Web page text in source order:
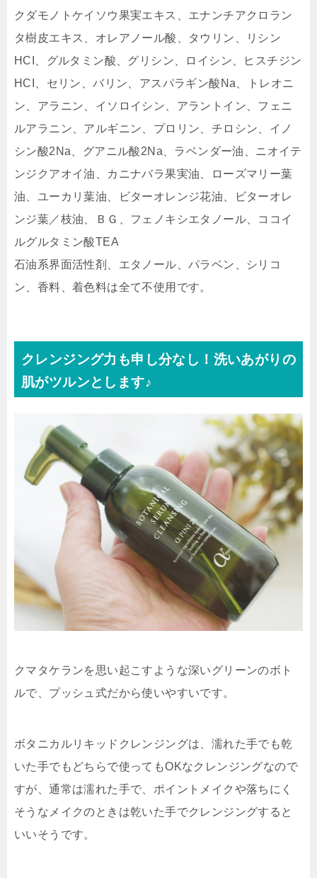
クダモノトケイソウ果実エキス、エナンチアクロラン
タ樹皮エキス、オレアノール酸、タウリン、リシン
HCI、グルタミン酸、グリシン、ロイシン、ヒスチジン
HCI、セリン、バリン、アスパラギン酸Na、トレオニ
ン、アラニン、イソロイシン、アラントイン、フェニ
ルアラニン、アルギニン、プロリン、チロシン、イノ
シン酸2Na、グアニル酸2Na、ラベンダー油、ニオイテ
ンジクアオイ油、カニナバラ果実油、ローズマリー葉
油、ユーカリ葉油、ビターオレンジ花油、ビターオレ
ンジ葉／枝油、ＢＧ、フェノキシエタノール、ココイ
ルグルタミン酸TEA
石油系界面活性剤、エタノール、パラベン、シリコ
ン、香料、着色料は全て不使用です。
クレンジング力も申し分なし！洗いあがりの
肌がツルンとします♪
クマタケランを思い起こすような深いグリーンのボト
ルで、プッシュ式だから使いやすいです。
ボタニカルリキッドクレンジングは、濡れた手でも乾
いた手でもどちらで使ってもOKなクレンジングなので
すが、通常は濡れた手で、 ポイントメイクや落ちにく
そうなメイクのときは乾いた手でクレンジングすると
いいそうです。